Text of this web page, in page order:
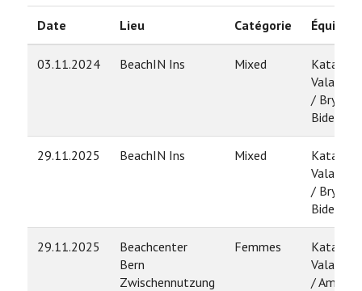
Date Lieu Catégorie Équipe
03.11.2024 BeachIN Ins Mixed
Katarina
/ Bryan
29.11.2025 BeachIN Ins Mixed
Katarina
/ Bryan
29.11.2025
Beachcenter
Bern
Zwischennutzung
Femmes
Katarina
/